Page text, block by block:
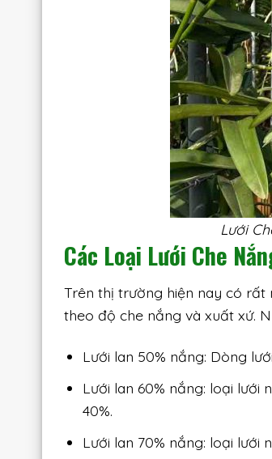
Lưới
Các Loại Lưới Che
Trên thị trường hiện nay có rất
theo độ che nắng và xuất xứ.
Lưới lan 50% nắng: Dòng
Lưới lan 60% nắng: loại lưới
40%.
Lưới lan 70% nắng: loại lưới